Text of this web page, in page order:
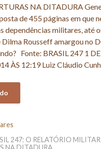
NA DITADURA
de 455 páginas em que
dependências militares, até
Dilma Rousseff amargou no
Fonte: BRASIL 247 1 DE
ÀS 12:19 Luiz Cláudio
247: O RELATÓRIO
NA DITADURA